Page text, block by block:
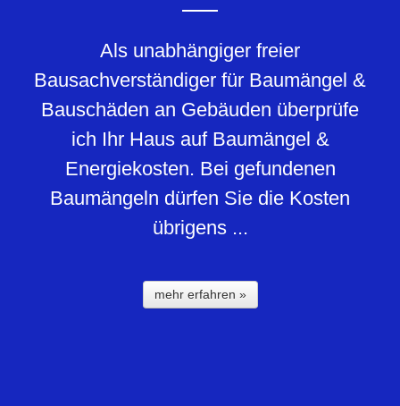
Als unabhängiger freier
Bausachverständiger für Baumängel &
Bauschäden an Gebäuden überprüfe
ich Ihr Haus auf Baumängel &
Energiekosten. Bei gefundenen
Baumängeln dürfen Sie die Kosten
übrigens ...
mehr erfahren »